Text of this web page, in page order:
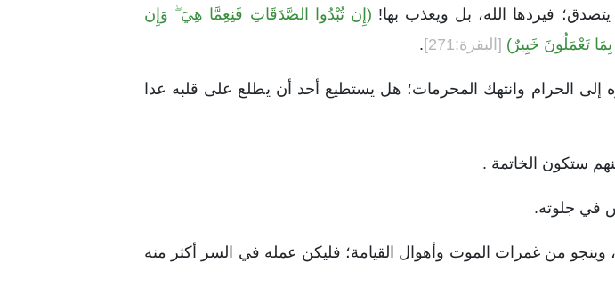
يتصدق؛ فيردها الله، بل ويعذب بها! (إِن تُبْدُوا الصَّدَقَاتِ فَنِعِمَّا هِيَ ۖ وَإِن
تَعْمَلُونَ خَبِيرٌ) [البقرة:271] .
الحرام وانتهك المحرمات؛ هل يستطيع أحد أن يطلع على قلبه عدا
ستكون الخاتمة .
في جلوته.
من غمرات الموت وأهوال القيامة؛ فليكن عمله في السر أكثر منه